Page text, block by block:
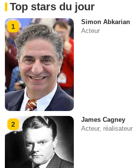
Top stars du jour
1
Simon Abkarian
Acteur
2
James Cagney
Acteur, réalisateur